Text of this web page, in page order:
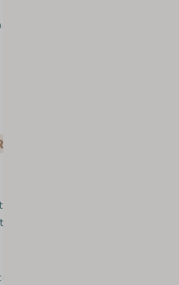
Gusto
da 1 litro di acqua
vuoto e il decalcificante.
e versare il